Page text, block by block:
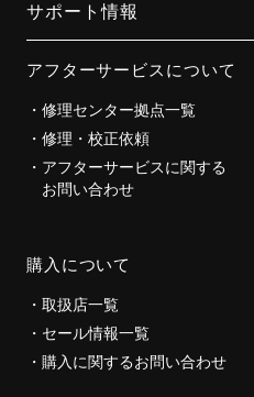
サポート情報
アフターサービスについて
修理センター拠点一覧
修理・校正依頼
アフターサービスに関する
お問い合わせ
購入について
取扱店一覧
セール情報一覧
購入に関するお問い合わせ